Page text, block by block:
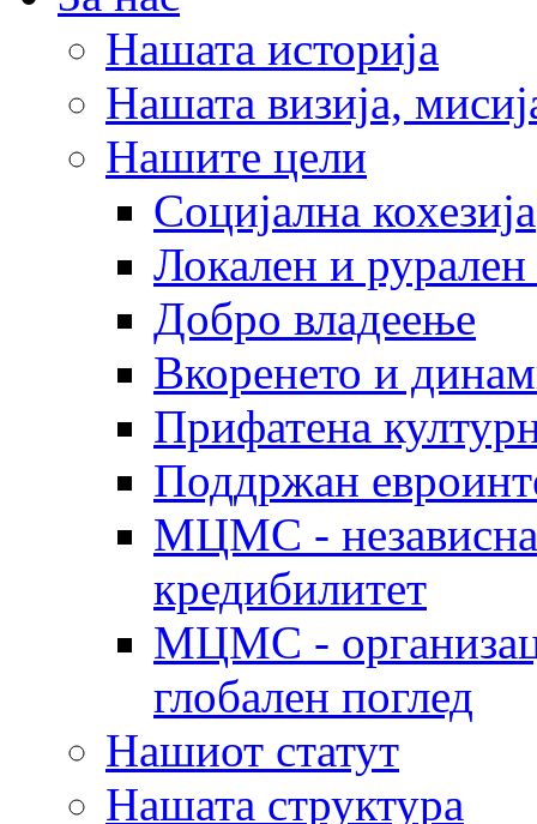
Нашата историја
Нашата визија,
Нашите цели
Социјална кохезија
Локален и рурален
Добро владеење
Вкоренето и
Прифатена
Поддржан
МЦМС - независна
кредибилитет
МЦМС -
глобален поглед
Нашиот статут
Нашата структура